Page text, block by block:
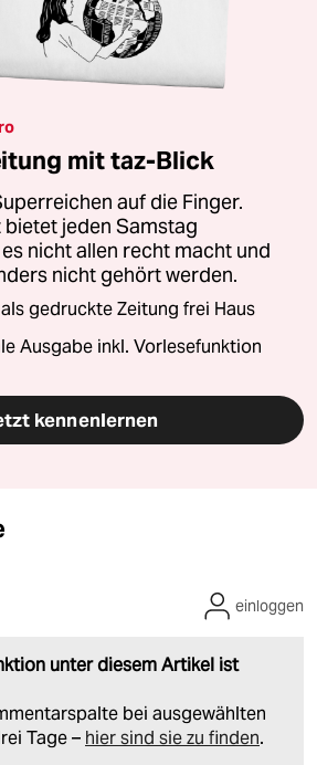
mit taz-Blick
auf die Finger.
bietet jeden Samstag
nicht allen recht macht und
nicht gehört werden.
gedruckte Zeitung frei Haus
Ausgabe inkl. Vorlesefunktion
kennenlernen
unter diesem Artikel ist
bei ausgewählten
Tage – hier sind sie zu finden.
einloggen